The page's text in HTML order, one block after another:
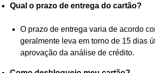
Qual o prazo de entrega do cartão?
O prazo de entrega varia de acordo
geralmente leva em torno de 15 dias
aprovação da análise de crédito.